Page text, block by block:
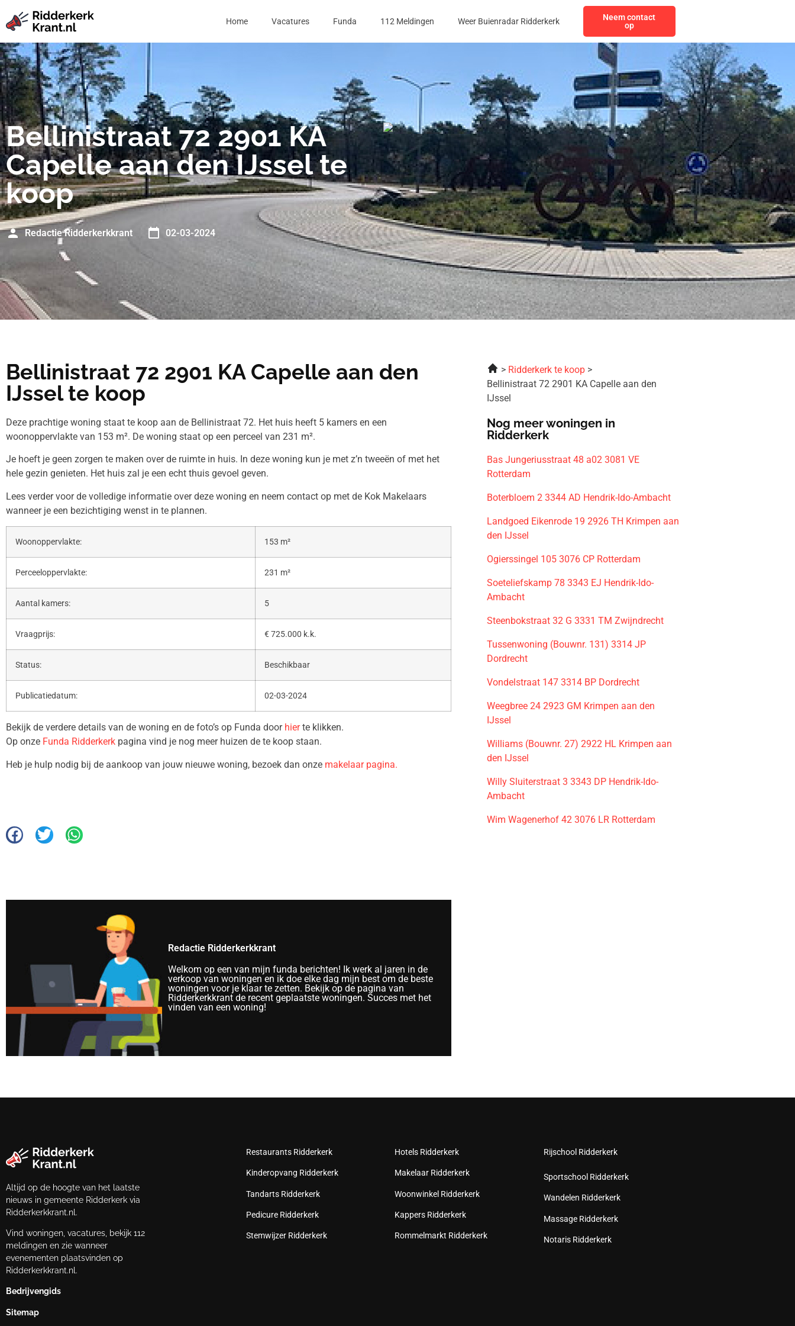
Home Vacatures Funda 112 Meldingen Weer Buienradar Ridderkerk
Neem contact
op
Bellinistraat 72 2901 KA
Capelle aan den IJssel te
koop
Redactie Ridderkerkkrant 02-03-2024
Bellinistraat 72 2901 KA Capelle aan den
IJssel te koop
Deze prachtige woning staat te koop aan de Bellinistraat 72. Het huis heeft 5 kamers en een
woonoppervlakte van 153 m². De woning staat op een perceel van 231 m².
Je hoeft je geen zorgen te maken over de ruimte in huis. In deze woning kun je met z’n tweeën of met het
hele gezin genieten. Het huis zal je een echt thuis gevoel geven.
Lees verder voor de volledige informatie over deze woning en neem contact op met de Kok Makelaars
wanneer je een bezichtiging wenst in te plannen.
Woonoppervlakte: 153 m²
Perceeloppervlakte: 231 m²
Aantal kamers: 5
Vraagprijs: € 725.000 k.k.
Status: Beschikbaar
Publicatiedatum: 02-03-2024
Bekijk de verdere details van de woning en de foto’s op Funda door hierte klikken.
Op onze Funda Ridderkerk pagina vind je nog meer huizen de te koop staan.
Heb je hulp nodig bij de aankoop van jouw nieuwe woning, bezoek dan onze makelaar pagina.
Redactie Ridderkerkkrant
Welkom op een van mijn funda berichten! Ik werk al jaren in de
verkoop van woningen en ik doe elke dag mijn best om de beste
woningen voor je klaar te zetten. Bekijk op de pagina van
Ridderkerkkrant de recent geplaatste woningen. Succes met het
vinden van een woning!
Ridderkerk te koop
Bellinistraat 72 2901 KA Capelle aan den
IJssel
Nog meer woningen in
Ridderkerk
Bas Jungeriusstraat 48 a02 3081 VE
Rotterdam
Boterbloem 2 3344 AD Hendrik-Ido-Ambacht
Landgoed Eikenrode 19 2926 TH Krimpen aan
den IJssel
Ogierssingel 105 3076 CP Rotterdam
Soeteliefskamp 78 3343 EJ Hendrik-Ido-
Ambacht
Steenbokstraat 32 G 3331 TM Zwijndrecht
Tussenwoning (Bouwnr. 131) 3314 JP
Dordrecht
Vondelstraat 147 3314 BP Dordrecht
Weegbree 24 2923 GM Krimpen aan den
IJssel
Williams (Bouwnr. 27) 2922 HL Krimpen aan
den IJssel
Willy Sluiterstraat 3 3343 DP Hendrik-Ido-
Ambacht
Wim Wagenerhof 42 3076 LR Rotterdam
Altijd op de hoogte van het laatste
nieuws in gemeente Ridderkerk via
Ridderkerkkrant.nl.
Vind woningen, vacatures, bekijk 112
meldingen en zie wanneer
evenementen plaatsvinden op
Ridderkerkkrant.nl.
Bedrijvengids
Sitemap
Restaurants Ridderkerk
Kinderopvang Ridderkerk
Tandarts Ridderkerk
Pedicure Ridderkerk
Stemwijzer Ridderkerk
Hotels Ridderkerk
Makelaar Ridderkerk
Woonwinkel Ridderkerk
Kappers Ridderkerk
Rommelmarkt Ridderkerk
Rijschool Ridderkerk
Sportschool Ridderkerk
Wandelen Ridderkerk
Massage Ridderkerk
Notaris Ridderkerk